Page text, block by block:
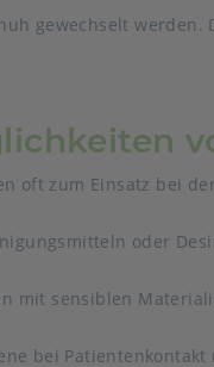
gewechselt
oft zum Einsatz bei
oder
mit sensiblen
bei